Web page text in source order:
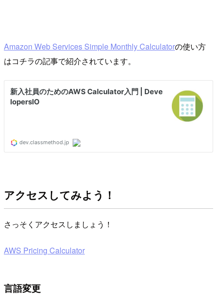
Amazon Web Services Simple Monthly Calculatorの使い方
はコチラの記事で紹介されています。
アクセスしてみよう！
さっそくアクセスしましょう！
AWS Pricing Calculator
言語変更